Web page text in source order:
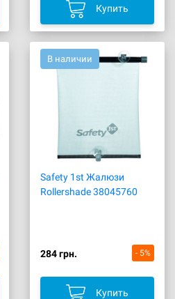
Купить
В наличии
Safety 1st Жалюзи
Rollershade 38045760
284 грн. - 5%
Купить